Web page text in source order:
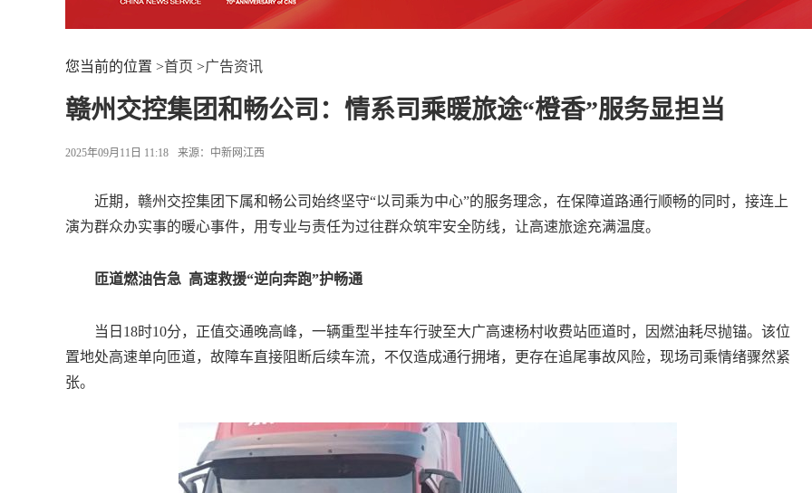
您当前的位置 >首页 >广告资讯
赣州交控集团和畅公司：情系司乘暖旅途“橙香”服务显担当
2025年09月11日 11:18 来源： 中新网江西
近期，赣州交控集团下属和畅公司始终坚守“以司乘为中心”的服务理念，在保障道路通行顺畅的同时，接连上
演为群众办实事的暖心事件，用专业与责任为过往群众筑牢安全防线，让高速旅途充满温度。
匝道燃油告急 高速救援“逆向奔跑”护畅通
当日18时10分，正值交通晚高峰，一辆重型半挂车行驶至大广高速杨村收费站匝道时，因燃油耗尽抛锚。该位
置地处高速单向匝道，故障车直接阻断后续车流，不仅造成通行拥堵，更存在追尾事故风险，现场司乘情绪骤然紧
张。